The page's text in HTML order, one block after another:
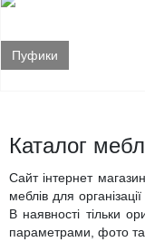
Пуфики
Каталог
Сайт інтернет
меблів для
В наявності тільки
параметрами, фото та